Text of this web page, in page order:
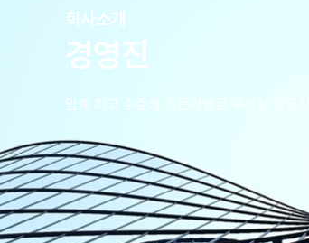
회사소개
경영진
업계 최고 수준의 전문가들로 구성된 경영